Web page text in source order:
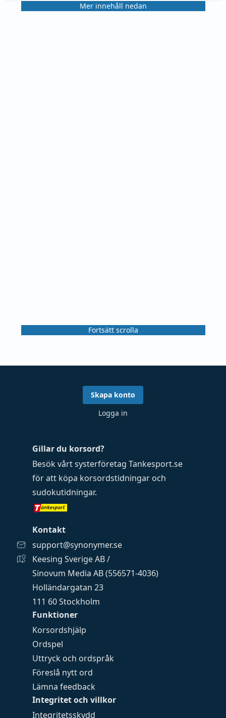
Mer innehåll nedan
Fortsätt scrolla
Funktioner
Korsordshjälp
Ordspel
Uttryck och ordspråk
Föreslå nytt ord
Lämna feedback
Integritet och villkor
Integritetsskydd
Gillar du korsord?
Besök vårt systerföretag Tankesport.se
för att köpa korsordstidningar och
sudokutidningar.
Kontakt
support@synonymer.se
Keesing Sverige AB /
Sinovum Media AB (556571-4036)
Holländargatan 23
111 60 Stockholm
Skapa konto
Logga in